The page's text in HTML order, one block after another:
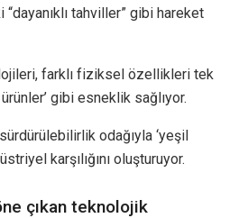
“dayanıklı tahviller” gibi hareket
farklı fiziksel özellikleri tek
gibi esneklik sağlıyor.
odağıyla ‘yeşil
karşılığını oluşturuyor.
çıkan teknolojik